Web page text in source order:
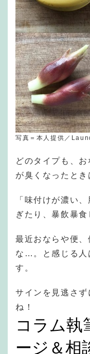
写真＝本人提供／
どのタイプも、
が臭くなったとき
「味付けが濃い
ぎたり、暴飲暴
最近おならや便
な…。と感じる人
す。
サインを見逃さず
ね！